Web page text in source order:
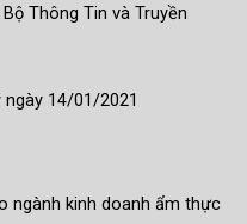
Thông Tin và Truyền
ngày 14/01/2021
ngành kinh doanh ẩm thực